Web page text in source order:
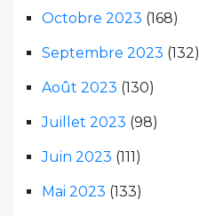
Octobre 2023 (168)
Septembre 2023 (132)
Août 2023 (130)
Juillet 2023 (98)
Juin 2023 (111)
Mai 2023 (133)